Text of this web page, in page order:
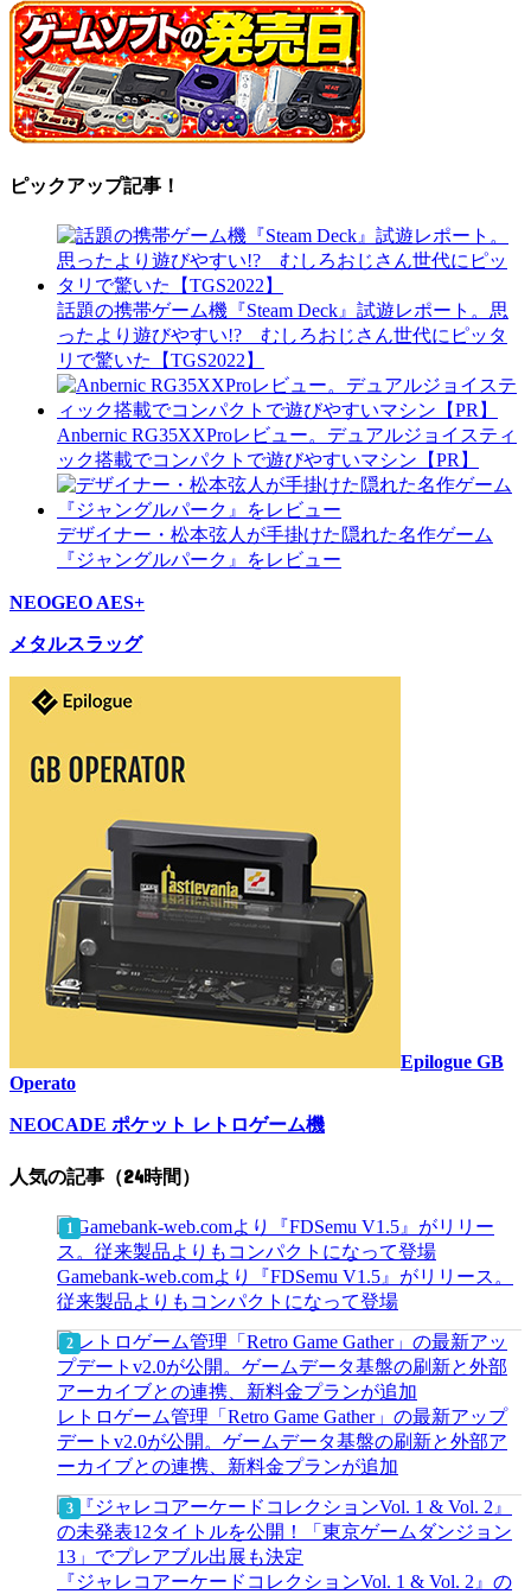
ピックアップ記事！
話題の携帯ゲーム機『Steam Deck』試遊レポート。思
ったより遊びやすい!? むしろおじさん世代にピッタ
リで驚いた【TGS2022】
Anbernic RG35XXProレビュー。デュアルジョイスティ
ック搭載でコンパクトで遊びやすいマシン【PR】
デザイナー・松本弦人が手掛けた隠れた名作ゲーム
『ジャングルパーク』をレビュー
NEOGEO AES+
メタルスラッグ
Epilogue GB
Operato
NEOCADE ポケット レトロゲーム機
人気の記事（24時間）
Gamebank-web.comより『FDSemu V1.5』がリリース。
従来製品よりもコンパクトになって登場
レトロゲーム管理「Retro Game Gather」の最新アップ
デートv2.0が公開。ゲームデータ基盤の刷新と外部ア
ーカイブとの連携、新料金プランが追加
『ジャレコアーケードコレクションVol. 1 & Vol. 2』の